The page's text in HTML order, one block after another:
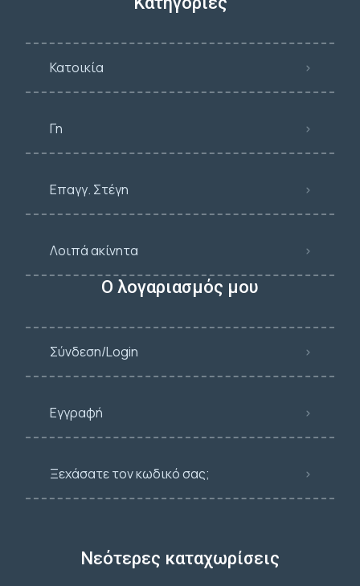
Κατοικία
Γη
Επαγγ. Στέγη
Λοιπά ακίνητα
Ο λογαριασμός μου
Σύνδεση/Login
Εγγραφή
Ξεχάσατε τον κωδικό σας;
Νεότερες καταχωρίσεις